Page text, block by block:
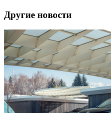
Другие новости